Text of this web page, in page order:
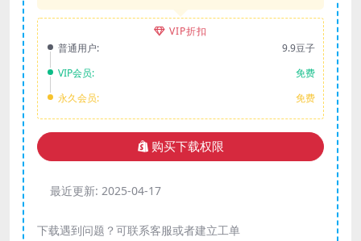
VIP折扣
普通用户:
9.9豆子
VIP会员:
免费
永久会员:
免费
购买下载权限
最近更新: 2025-04-17
下载遇到问题？可联系客服或者建立工单